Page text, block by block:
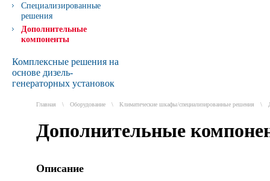
Специализированные
решения
Дополнительные
компоненты
Комплексные решения на
основе дизель-
генераторных установок
Главная \ Оборудование \ Климатические шкафы/специализированные решения \
Дополнительные
Описание